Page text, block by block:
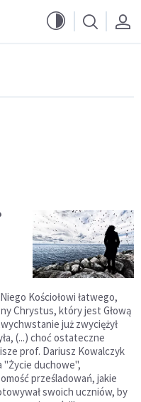
Kościołowi łatwego,
Chrystus, który jest Głową
już zwyciężył
(...) choć ostateczne
prof. Dariusz Kowalczyk
"Życie duchowe",
prześladowań, jakie
swoich uczniów, by